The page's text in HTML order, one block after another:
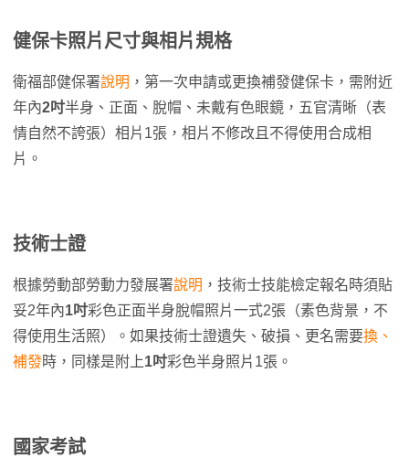
健保卡照片尺寸與相片規格
衛福部健保署說明 ，第一次申請或更換補發健保卡，需附近
年內2吋半身、正面、脫帽、未戴有色眼鏡，五官清晰（表
情自然不誇張）相片1張，相片不修改且不得使用合成相
片。
技術士證
根據勞動部勞動力發展署說明 ，技術士技能檢定報名時須貼
妥2年內1吋彩色正面半身脫帽照片一式2張（素色背景，不
得使用生活照）。如果技術士證遺失、破損、更名需要換、
補發時，同樣是附上1吋彩色半身照片1張。
國家考試